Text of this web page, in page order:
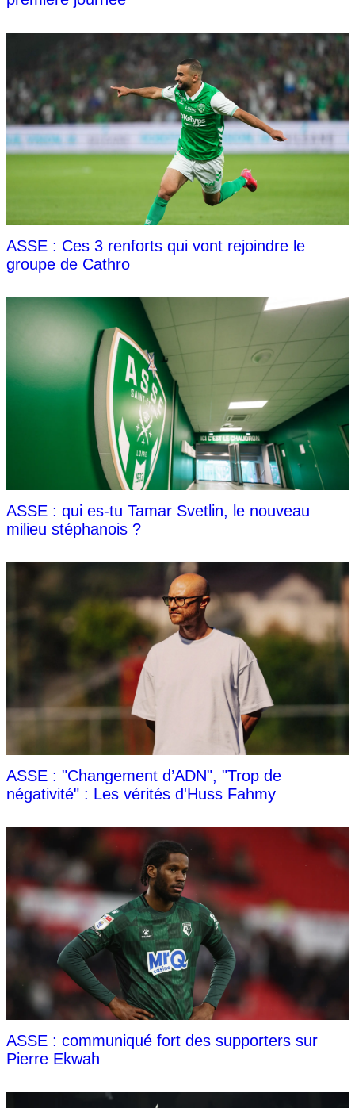
ASSE : Ces 3 renforts qui vont rejoindre le
groupe de Cathro
ASSE : qui es-tu Tamar Svetlin, le nouveau
milieu stéphanois ?
ASSE : "Changement d’ADN", "Trop de
négativité" : Les vérités d'Huss Fahmy
ASSE : communiqué fort des supporters sur
Pierre Ekwah